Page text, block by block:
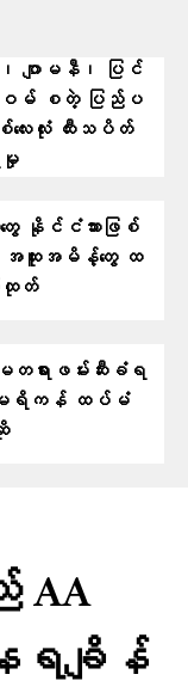
ျာမနီ၊ ပြင်
မ် စတဲ့ ပြ​ည်ပ
ေးလုံး ထီးသပိတ်
မှု
ေ နိုင်ငံသားဖြစ်
းအမိန့်တွေ ထ
တ်
တရားဖမ်းဆီးခံရ
မေရိကန် ထပ်မံ
AA
ရချိန်